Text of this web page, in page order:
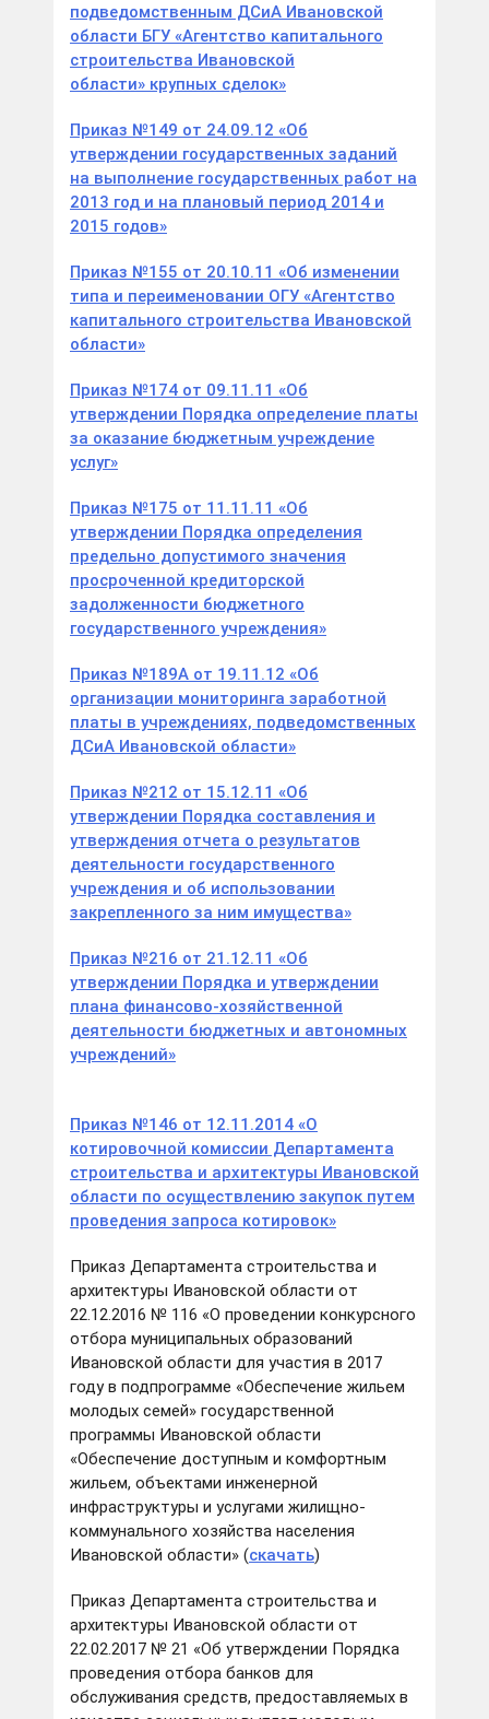
подведомственным ДСиА Ивановской
области БГУ «Агентство капитального
строительства Ивановской
области» крупных сделок»
Приказ №149 от 24.09.12 «Об
утверждении государственных заданий
на выполнение государственных работ на
2013 год и на плановый период 2014 и
2015 годов»
Приказ №155 от 20.10.11 «Об изменении
типа и переименовании ОГУ «Агентство
капитального строительства Ивановской
области»
Приказ №174 от 09.11.11 «Об
утверждении Порядка определение платы
за оказание бюджетным учреждение
услуг»
Приказ №175 от 11.11.11 «Об
утверждении Порядка определения
предельно допустимого значения
просроченной кредиторской
задолженности бюджетного
государственного учреждения»
Приказ №189А от 19.11.12 «Об
организации мониторинга заработной
платы в учреждениях, подведомственных
ДСиА Ивановской области»
Приказ №212 от 15.12.11 «Об
утверждении Порядка составления и
утверждения отчета о результатов
деятельности государственного
учреждения и об использовании
закрепленного за ним имущества»
Приказ №216 от 21.12.11 «Об
утверждении Порядка и утверждении
плана финансово-хозяйственной
деятельности бюджетных и автономных
учреждений»
Приказ №146 от 12.11.2014 «О
котировочной комиссии Департамента
строительства и архитектуры Ивановской
области по осуществлению закупок путем
проведения запроса котировок»
Приказ Департамента строительства и
архитектуры Ивановской области от
22.12.2016 № 116 «О проведении конкурсного
отбора муниципальных образований
Ивановской области для участия в 2017
году в подпрограмме «Обеспечение жильем
молодых семей» государственной
программы Ивановской области
«Обеспечение доступным и комфортным
жильем, объектами инженерной
инфраструктуры и услугами жилищно-
коммунального хозяйства населения
Ивановской области» (скачать)
Приказ Департамента строительства и
архитектуры Ивановской области от
22.02.2017 № 21 «Об утверждении Порядка
проведения отбора банков для
обслуживания средств, предоставляемых в